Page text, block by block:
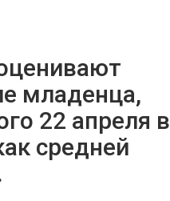
младенца,
22 апреля в
средней